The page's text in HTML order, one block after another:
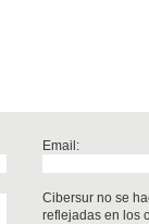
Email:
Cibersur no se
reflejadas en los